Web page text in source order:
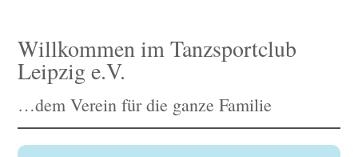
Willkommen im Tanzsportclub
Leipzig e.V.
…dem Verein für die ganze Familie